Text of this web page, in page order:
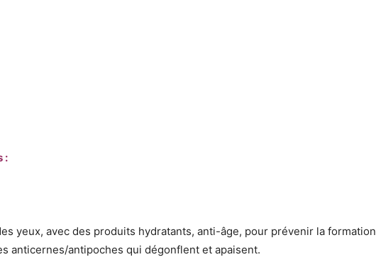
:
yeux, avec des produits hydratants, anti-âge, pour prévenir la formation
anticernes/antipoches qui dégonflent et apaisent.